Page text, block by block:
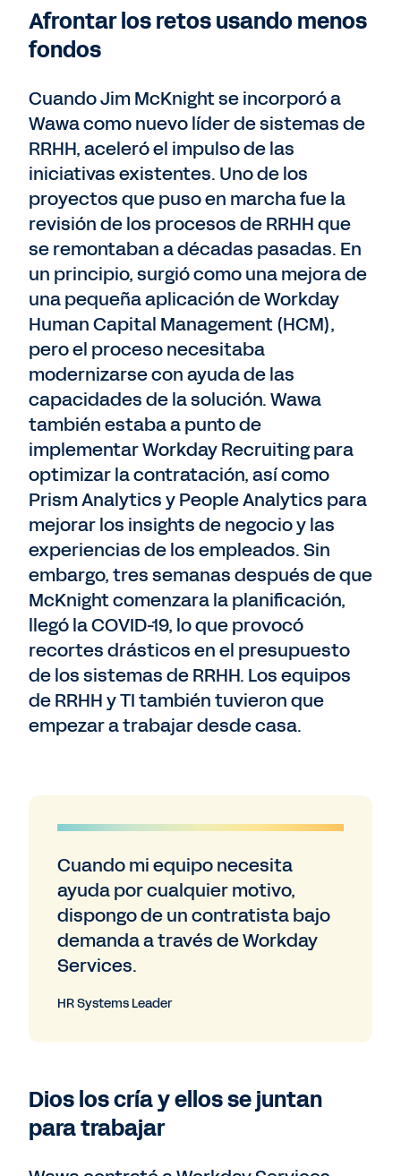
Afrontar los retos usando menos
fondos
Cuando Jim McKnight se incorporó a
Wawa como nuevo líder de sistemas de
RRHH, aceleró el impulso de las
iniciativas existentes. Uno de los
proyectos que puso en marcha fue la
revisión de los procesos de RRHH que
se remontaban a décadas pasadas. En
un principio, surgió como una mejora de
una pequeña aplicación de Workday
Human Capital Management (HCM),
pero el proceso necesitaba
modernizarse con ayuda de las
capacidades de la solución. Wawa
también estaba a punto de
implementar Workday Recruiting para
optimizar la contratación, así como
Prism Analytics y People Analytics para
mejorar los insights de negocio y las
experiencias de los empleados. Sin
embargo, tres semanas después de que
McKnight comenzara la planificación,
llegó la COVID-19, lo que provocó
recortes drásticos en el presupuesto
de los sistemas de RRHH. Los equipos
de RRHH y TI también tuvieron que
empezar a trabajar desde casa.
Cuando mi equipo necesita
ayuda por cualquier motivo,
dispongo de un contratista bajo
demanda a través de Workday
Services.
HR Systems Leader
Dios los cría y ellos se juntan
para trabajar